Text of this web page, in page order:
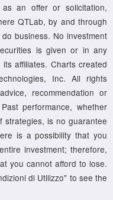
an offer or solicitation,
QTLab, by and through
business. No investment
is given or in any
affiliates. Charts created
Inc. All rights
recommendation or
performance, whether
strategies, is no guarantee
is a possibility that you
investment; therefore,
you cannot afford to lose.
di Utilizzo" to see the